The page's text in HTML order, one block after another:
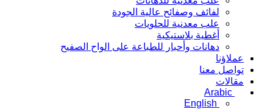
لفائف وصفائح عالية الجودة
علب معدنية للحلويات
أغطية بلاستيكية
دهانات وأحبار للطباعة على الواح الصفيح
عملاؤنا
تواصل معنا
مقالات
Arabic
English